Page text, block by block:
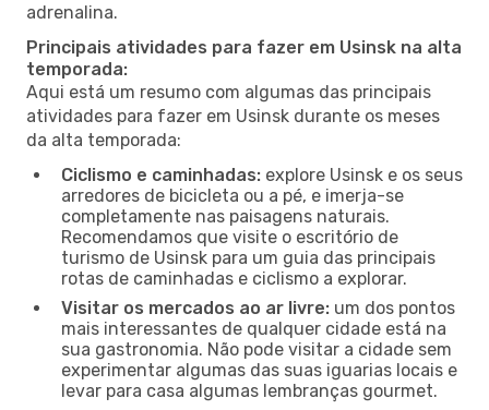
adrenalina.
Principais atividades para fazer em Usinsk na alta
temporada:
Aqui está um resumo com algumas das principais
atividades para fazer em Usinsk durante os meses
da alta temporada:
Ciclismo e caminhadas: explore Usinsk e os seus
arredores de bicicleta ou a pé, e imerja-se
completamente nas paisagens naturais.
Recomendamos que visite o escritório de
turismo de Usinsk para um guia das principais
rotas de caminhadas e ciclismo a explorar.
Visitar os mercados ao ar livre: um dos pontos
mais interessantes de qualquer cidade está na
sua gastronomia. Não pode visitar a cidade sem
experimentar algumas das suas iguarias locais e
levar para casa algumas lembranças gourmet.